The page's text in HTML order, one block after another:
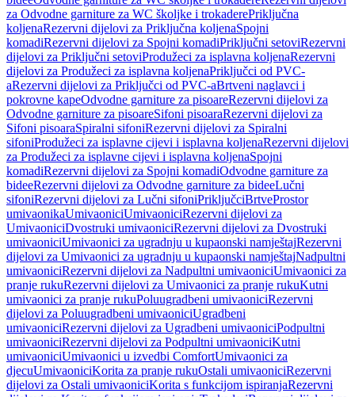
za Odvodne garniture za WC školjke i trokaderePriključna
koljenaRezervni dijelovi za Priključna koljenaSpojni
komadiRezervni dijelovi za Spojni komadiPriključni setoviRezervni
dijelovi za Priključni setoviProdužeci za isplavna koljenaRezervni
dijelovi za Produžeci za isplavna koljenaPriključci od PVC-
aRezervni dijelovi za Priključci od PVC-aBrtveni naglavci i
pokrovne kapeOdvodne garniture za pisoareRezervni dijelovi za
Odvodne garniture za pisoareSifoni pisoaraRezervni dijelovi za
Sifoni pisoaraSpiralni sifoniRezervni dijelovi za Spiralni
sifoniProdužeci za isplavne cijevi i isplavna koljenaRezervni dijelovi
za Produžeci za isplavne cijevi i isplavna koljenaSpojni
komadiRezervni dijelovi za Spojni komadiOdvodne garniture za
bideeRezervni dijelovi za Odvodne garniture za bideeLučni
sifoniRezervni dijelovi za Lučni sifoniPriključciBrtveProstor
umivaonikaUmivaoniciUmivaoniciRezervni dijelovi za
UmivaoniciDvostruki umivaoniciRezervni dijelovi za Dvostruki
umivaoniciUmivaonici za ugradnju u kupaonski namještajRezervni
dijelovi za Umivaonici za ugradnju u kupaonski namještajNadpultni
umivaoniciRezervni dijelovi za Nadpultni umivaoniciUmivaonici za
pranje rukuRezervni dijelovi za Umivaonici za pranje rukuKutni
umivaonici za pranje rukuPoluugradbeni umivaoniciRezervni
dijelovi za Poluugradbeni umivaoniciUgradbeni
umivaoniciRezervni dijelovi za Ugradbeni umivaoniciPodpultni
umivaoniciRezervni dijelovi za Podpultni umivaoniciKutni
umivaoniciUmivaonici u izvedbi ComfortUmivaonici za
djecuUmivaoniciKorita za pranje rukuOstali umivaoniciRezervni
dijelovi za Ostali umivaoniciKorita s funkcijom ispiranjaRezervni